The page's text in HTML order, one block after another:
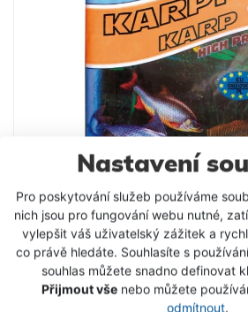
Nastavení
Pro poskytování služeb používáme
nich jsou pro fungování webu nutné,
vylepšit váš uživatelský zážitek a
co právě hledáte. Souhlasíte s
souhlas můžete snadno definovat
Přijmout vše nebo můžete
odmítnout.
především k lovu kaprů. Má
pokud ryby na dané lokalitě
krmení, lze s ní dosahovat
Krmítková směs Stil HPB